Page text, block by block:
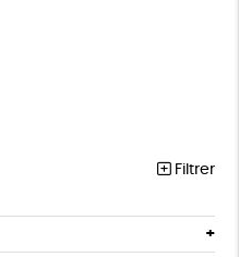
Filtrer
ABATTOIRS